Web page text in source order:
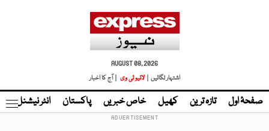
AUGUST 08, 2026
اشتہار لگائیں |
لائیو ٹی وی | آج کا اخبار
صفحۂ اول تازہ ترین کھیل خاص خبریں پاکستان انٹر نیشنل